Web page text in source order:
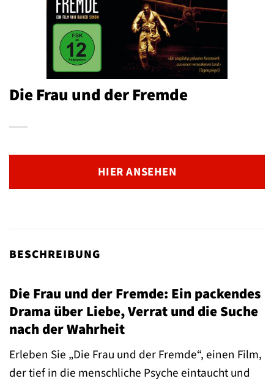
Die Frau und der Fremde
HIER ANSEHEN
BESCHREIBUNG
Die Frau und der Fremde: Ein packendes
Drama über Liebe, Verrat und die Suche
nach der Wahrheit
Erleben Sie „Die Frau und der Fremde“, einen Film,
der tief in die menschliche Psyche eintaucht und